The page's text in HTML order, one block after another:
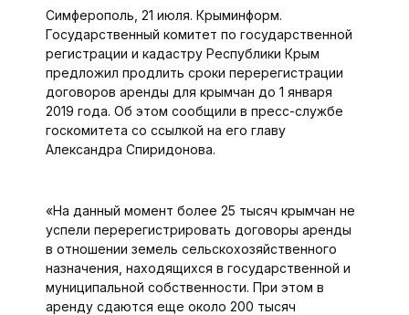
Симферополь, 21 июля. Крыминформ.
Государственный комитет по государственной
регистрации и кадастру Республики Крым
предложил продлить сроки перерегистрации
договоров аренды для крымчан до 1 января
2019 года. Об этом сообщили в пресс-службе
госкомитета со ссылкой на его главу
Александра Спиридонова.
«На данный момент более 25 тысяч крымчан не
успели перерегистрировать договоры аренды
в отношении земель сельскохозяйственного
назначения, находящихся в государственной и
муниципальной собственности. При этом в
аренду сдаются еще около 200 тысяч